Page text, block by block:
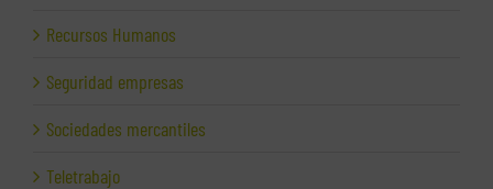
Recursos Humanos
Seguridad empresas
Sociedades mercantiles
Teletrabajo